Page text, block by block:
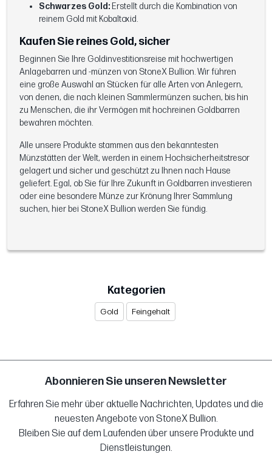
Schwarzes Gold: Erstellt durch die Kombination von
reinem Gold mit Kobaltoxid.
Kaufen Sie reines Gold, sicher
Beginnen Sie Ihre Goldinvestitionsreise mit hochwertigen
Anlagebarren und -münzen von StoneX Bullion. Wir führen
eine große Auswahl an Stücken für alle Arten von Anlegern,
von denen, die nach kleinen Sammlermünzen suchen, bis hin
zu Menschen, die ihr Vermögen mit hochreinen Goldbarren
bewahren möchten.
Alle unsere Produkte stammen aus den bekanntesten
Münzstätten der Welt, werden in einem Hochsicherheitstresor
gelagert und sicher und geschützt zu Ihnen nach Hause
geliefert. Egal, ob Sie für Ihre Zukunft in Goldbarren investieren
oder eine besondere Münze zur Krönung Ihrer Sammlung
suchen, hier bei StoneX Bullion werden Sie fündig.
Kategorien
Gold Feingehalt
Abonnieren Sie unseren Newsletter
Erfahren Sie mehr über aktuelle Nachrichten, Updates und die
neuesten Angebote von StoneX Bullion.
Bleiben Sie auf dem Laufenden über unsere Produkte und
Dienstleistungen.